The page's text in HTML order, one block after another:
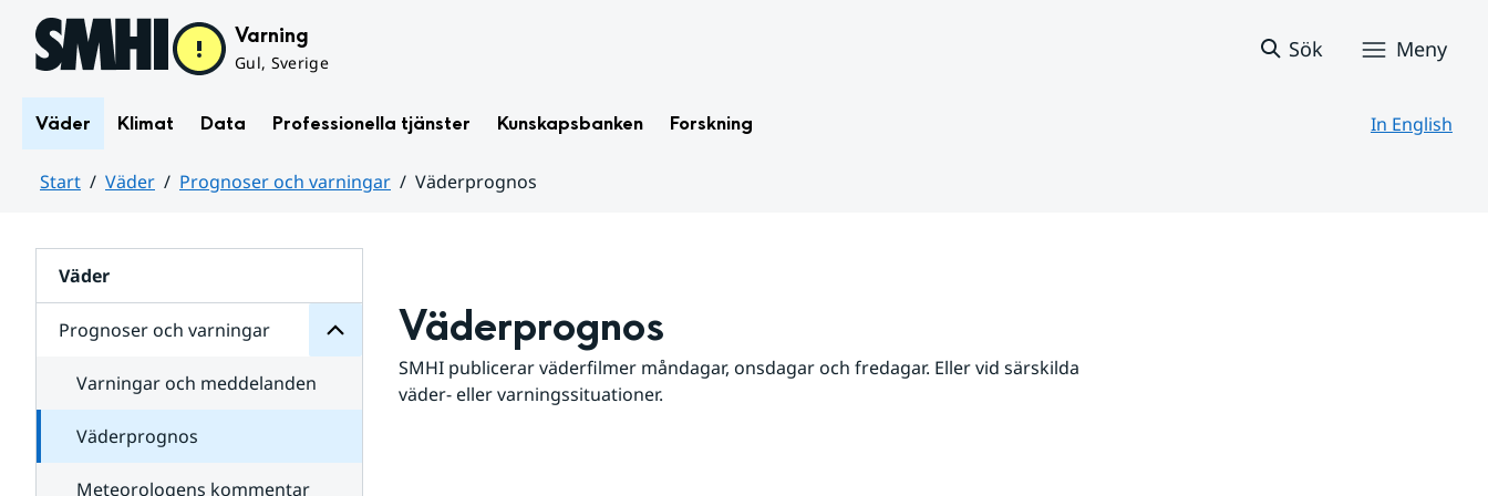
Hoppa till sidans innehåll Varning
Gul, Sverige
Sök Meny
Väder Klimat Data Professionella tjänster Kunskapsbanken Forskning In English
Start Väder Prognoser och varningar
Väderprognos
Väder
Prognoser och varningar
för
varningar
Varningar och meddelanden
Väderprognos
Meteorologens kommentar
Väderprognos
SMHI publicerar väderfilmer måndagar, onsdagar och fredagar. Eller vid särskilda
väder- eller varningssituationer.